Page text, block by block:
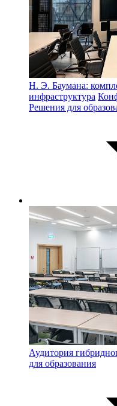
Н. Э. Баумана:
инфраструктура
Решения для
Аудитория
для образования